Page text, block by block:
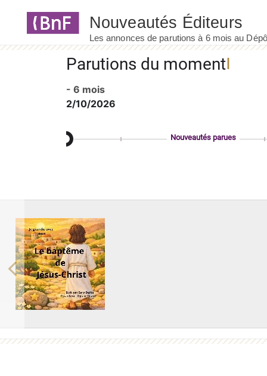
Parutions du moment
- 6 mois
2/10/2026
Nouveautés parues
Previous